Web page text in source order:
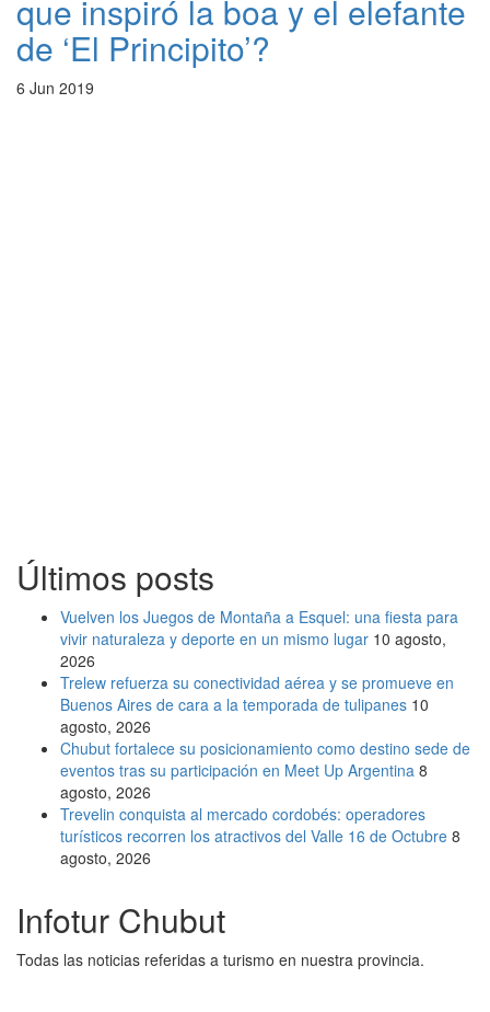
que inspiró la boa y el elefante
de ‘El Principito’?
6 Jun 2019
Últimos posts
Vuelven los Juegos de Montaña a Esquel: una fiesta para
vivir naturaleza y deporte en un mismo lugar 10 agosto,
2026
Trelew refuerza su conectividad aérea y se promueve en
Buenos Aires de cara a la temporada de tulipanes 10
agosto, 2026
Chubut fortalece su posicionamiento como destino sede de
eventos tras su participación en Meet Up Argentina 8
agosto, 2026
Trevelin conquista al mercado cordobés: operadores
turísticos recorren los atractivos del Valle 16 de Octubre 8
agosto, 2026
Infotur Chubut
Todas las noticias referidas a turismo en nuestra provincia.